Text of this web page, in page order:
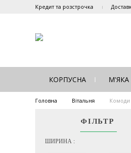
Кредит та розстрочка
КОРПУСНА М'ЯКА
Головна Вітальня Комоди
ФІЛЬТР
ШИРИНА :